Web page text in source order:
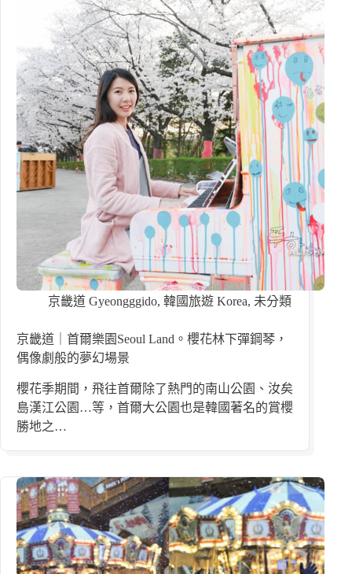
京畿道 Gyeongggido, 韓國旅遊 Korea, 未分類
京畿道｜首爾樂園Seoul Land。櫻花林下彈鋼琴，
偶像劇般的夢幻場景
櫻花季期間，飛往首爾除了熱門的南山公園、汝矣
島漢江公園…等，首爾大公園也是韓國著名的賞櫻
勝地之…